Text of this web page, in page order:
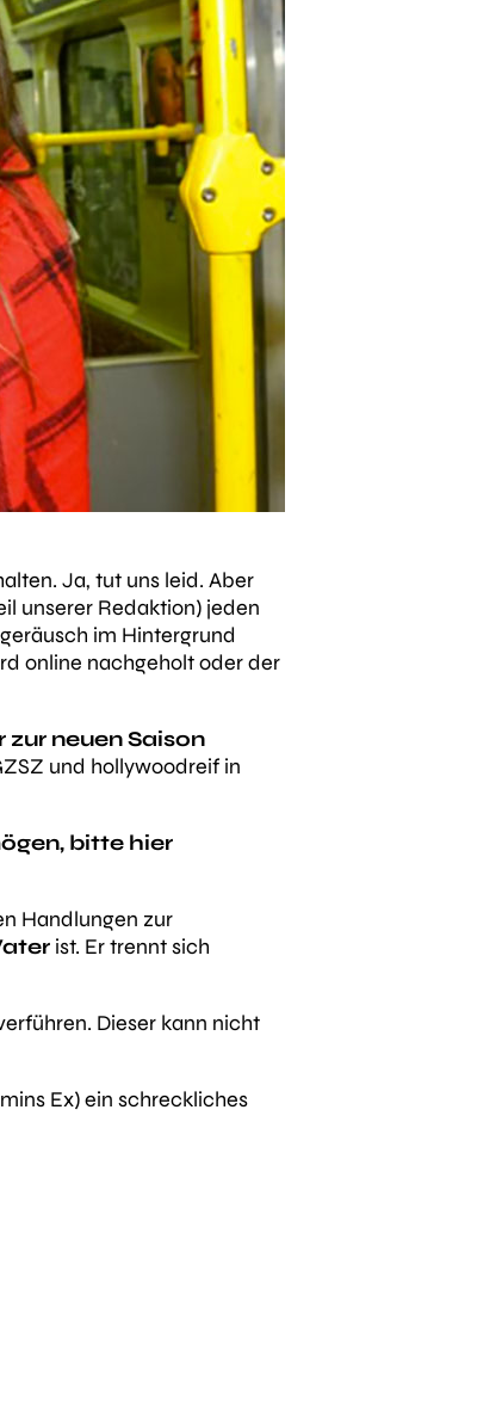
Ja, tut uns leid. Aber
unserer Redaktion) jeden
im Hintergrund
online nachgeholt oder der
zur neuen Saison
und hollywoodreif in
bitte hier
Handlungen zur
ist. Er trennt sich
Dieser kann nicht
Ex) ein schreckliches